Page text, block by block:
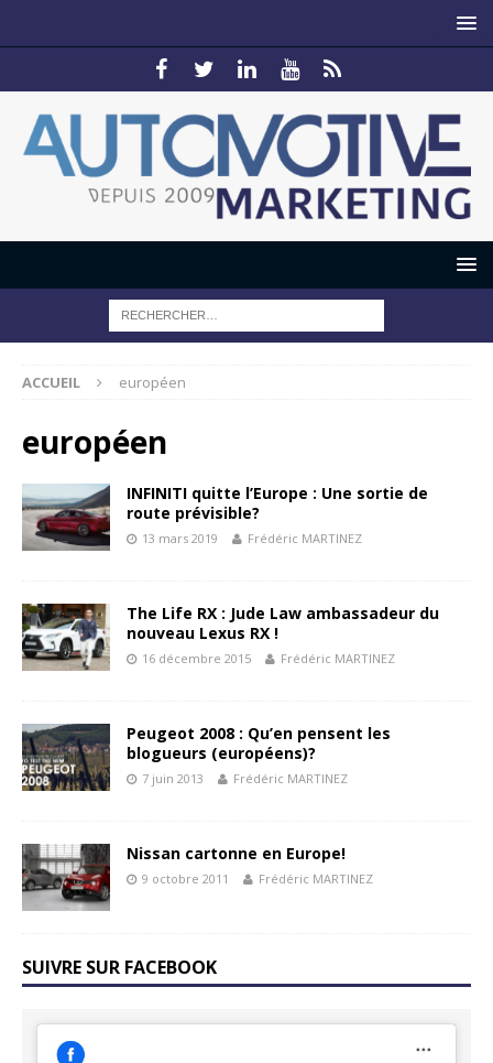
ACCUEIL européen
européen
INFINITI quitte l’Europe : Une sortie de
route prévisible?
13 mars 2019 Frédéric MARTINEZ
The Life RX : Jude Law ambassadeur du
nouveau Lexus RX !
16 décembre 2015 Frédéric MARTINEZ
Peugeot 2008 : Qu’en pensent les
blogueurs (européens)?
7 juin 2013 Frédéric MARTINEZ
Nissan cartonne en Europe!
9 octobre 2011 Frédéric MARTINEZ
SUIVRE SUR FACEBOOK